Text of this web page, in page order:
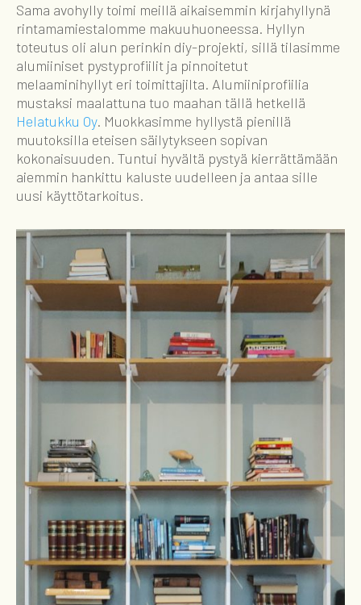
Sama avohylly toimi meillä aikaisemmin kirjahyllynä
rintamamiestalomme makuuhuoneessa. Hyllyn
toteutus oli alun perinkin diy-projekti, sillä tilasimme
alumiiniset pystyprofiilit ja pinnoitetut
melaaminihyllyt eri toimittajilta. Alumiiniprofiilia
mustaksi maalattuna tuo maahan tällä hetkellä
Helatukku Oy. Muokkasimme hyllystä pienillä
muutoksilla eteisen säilytykseen sopivan
kokonaisuuden. Tuntui hyvältä pystyä kierrättämään
aiemmin hankittu kaluste uudelleen ja antaa sille
uusi käyttötarkoitus.